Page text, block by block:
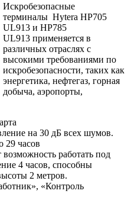
Искробезопасные
терминалы Hytera HP705
UL913 и HP785
UL913 применяется в
различных отраслях с
высокими требованиями по
искробезопасности, таких как
энергетика, нефтегаз, горная
добыча, аэропорты,
на 30 дБ всех шумов.
29 часов
работать под
4 часов, способны
2 метров.
«Контроль